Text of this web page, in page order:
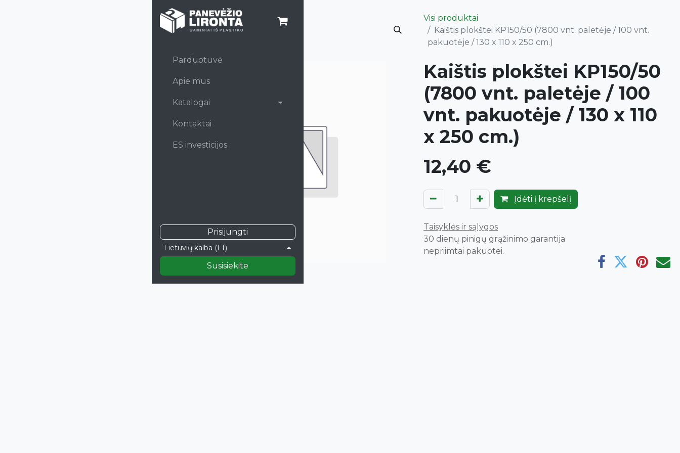
Parduotuvė
Apie mus
Katalogai
Kontaktai
ES investicijos
Prisijungti
Lietuvių kalba (LT)
Susisiekite
Visi produktai
Kaištis plokštei KP150/50 (7800 vnt. paletėje / 100 vnt.
pakuotėje / 130 x 110 x 250 cm.)
Kaištis plokštei KP150/50
(7800 vnt. paletėje / 100
vnt. pakuotėje / 130 x 110
x 250 cm.)
12,40 €
Įdėti į krepšelį
Taisyklės ir sąlygos
30 dienų pinigų grąžinimo garantija
nepriimtai pakuotei.